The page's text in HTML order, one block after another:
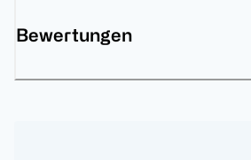
Bewertungen